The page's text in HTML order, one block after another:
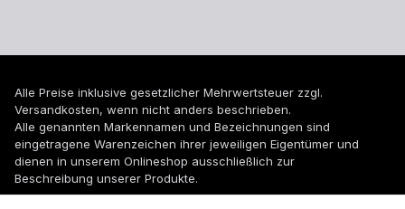
Alle Preise inklusive gesetzlicher Mehrwertsteuer zzgl.
Versandkosten, wenn nicht anders beschrieben.
Alle genannten Markennamen und Bezeichnungen sind
eingetragene Warenzeichen ihrer jeweiligen Eigentümer und
dienen in unserem Onlineshop ausschließlich zur
Beschreibung unserer Produkte.